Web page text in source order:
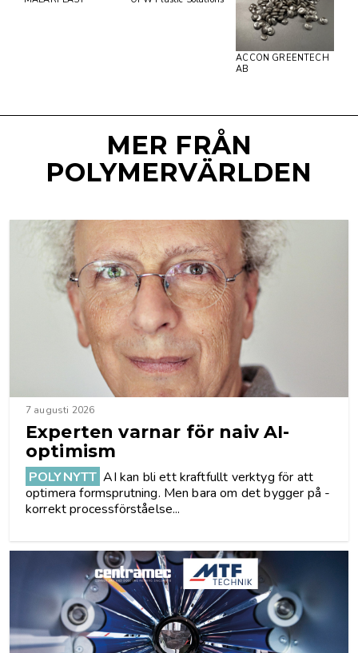
ACCON GREENTECH
AB
MER FRÅN
POLYMERVÄRLDEN
7 augusti 2026
Experten varnar för naiv AI-
optimism
POLYNYTT AI kan bli ett kraftfullt verktyg för att
optimera formsprutning. Men bara om det bygger på ­
korrekt processförståelse...